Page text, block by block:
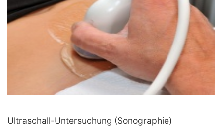
Ultraschall-Untersuchung (Sonographie)